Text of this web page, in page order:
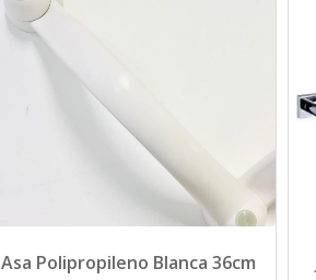
Asa Polipropileno Blanca 36cm